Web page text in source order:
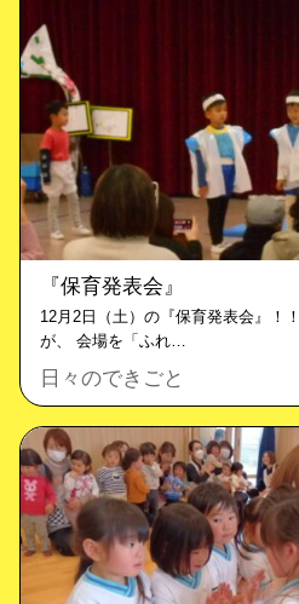
『保育発表会』
12月2日（土）の『保育発表会』！
が、 会場を「ふれ…
日々のできごと